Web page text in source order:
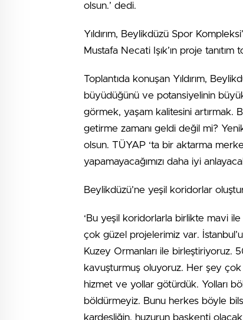
olsun.’ dedi.
Yıldırım, Beylikdüzü Spor
Mustafa Necati Işık’ın proje tanıtım
Toplantıda konuşan Yıldırım,
büyüdüğünü ve potansiyelinin
görmek, yaşam kalitesini artırmak.
getirme zamanı geldi değil mi?
olsun. TÜYAP ‘ta bir aktarma
yapamayacağımızı daha iyi
Beylikdüzü’ne yeşil koridorlar
‘Bu yeşil koridorlarla birlikte mavi
çok güzel projelerimiz var.
Kuzey Ormanları ile birleştiriyoruz.
kavuşturmuş oluyoruz. Her şey
hizmet ve yollar götürdük. Yolları
böldürmeyiz. Bunu herkes böyle
kardeşliğin, huzurun başkenti